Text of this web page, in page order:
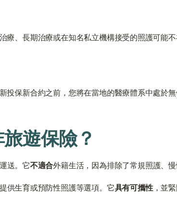
、長期治療或在知名私立機構接受的照護可能
保新合約之前，您將在當地的醫療體系中處於
遊保險？
送。它不適合外籍生活，因為排除了常規照護、慢
供生育或預防性照護等選項。它具有可攜性，並